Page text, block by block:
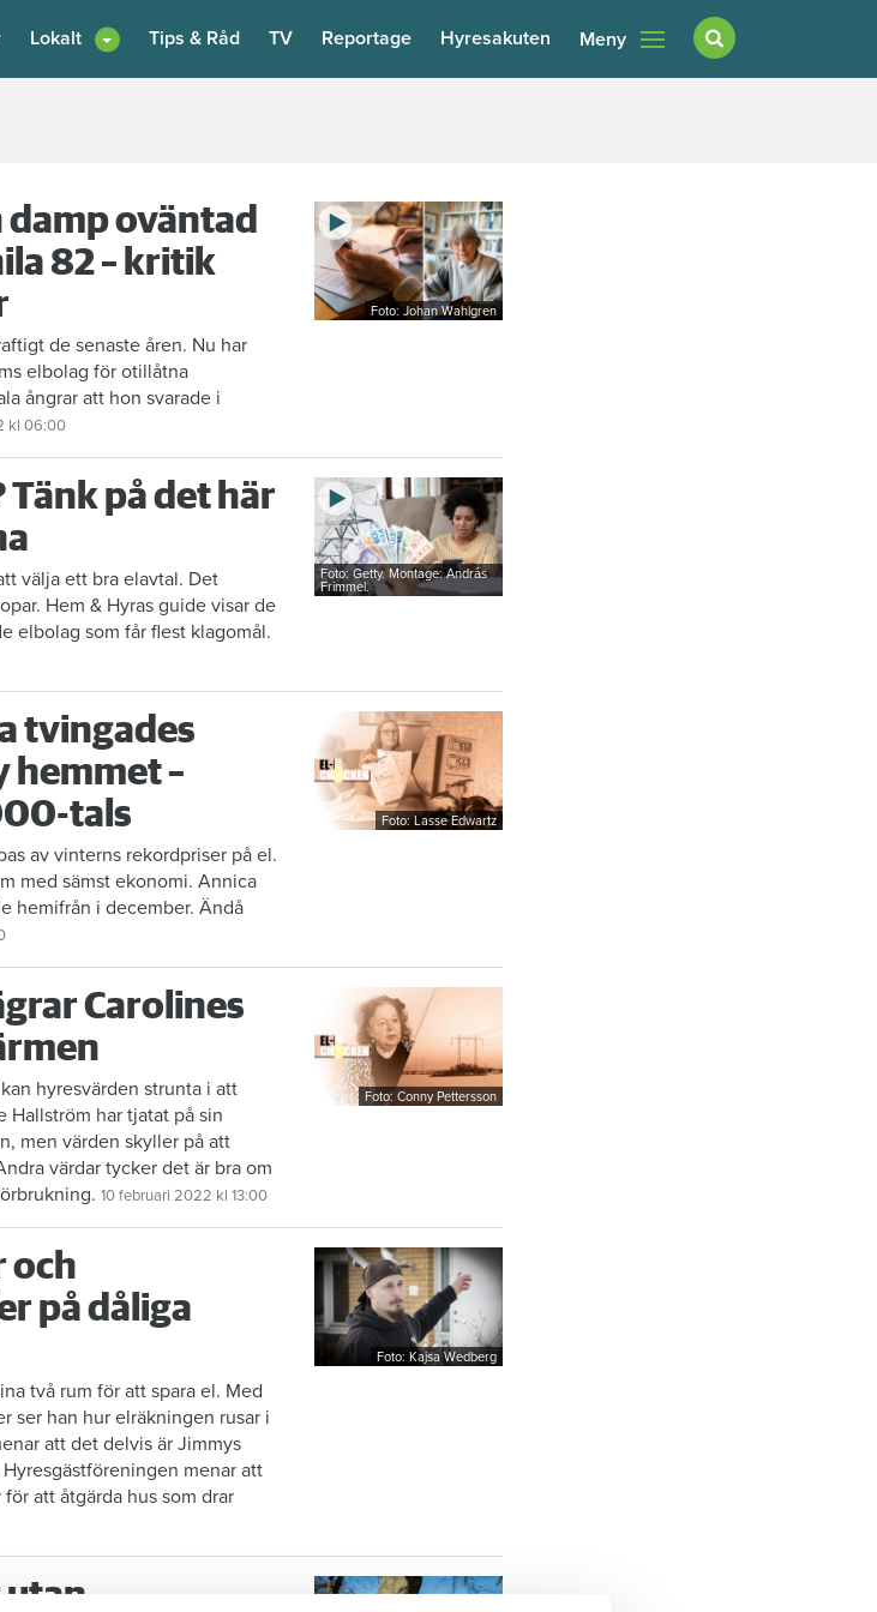
Lokalt Tips & Råd TV Reportage Hyresakuten Meny
Foto: Johan Wahlgren
damp oväntad
82 – kritik
de senaste åren. Nu har
elbolag för otillåtna
ångrar att hon svarade i
kl 06:00
Foto: Getty. Montage: András
Frimmel.
Tänk på det här
välja ett bra elavtal. Det
Hem & Hyras guide visar de
elbolag som får flest klagomål.
Foto: Lasse Edwartz
tvingades
hemmet –
tals
av vinterns rekordpriser på el.
med sämst ekonomi. Annica
hemifrån i december. Ändå
Foto: Conny Pettersson
Carolines
hyresvärden strunta i att
Hallström har tjatat på sin
men värden skyller på att
värdar tycker det är bra om
10 februari 2022 kl 13:00
Foto: Kajsa Wedberg
och
på dåliga
två rum för att spara el. Med
ser han hur elräkningen rusar i
att det delvis är Jimmys
menar att
att åtgärda hus som drar
utan